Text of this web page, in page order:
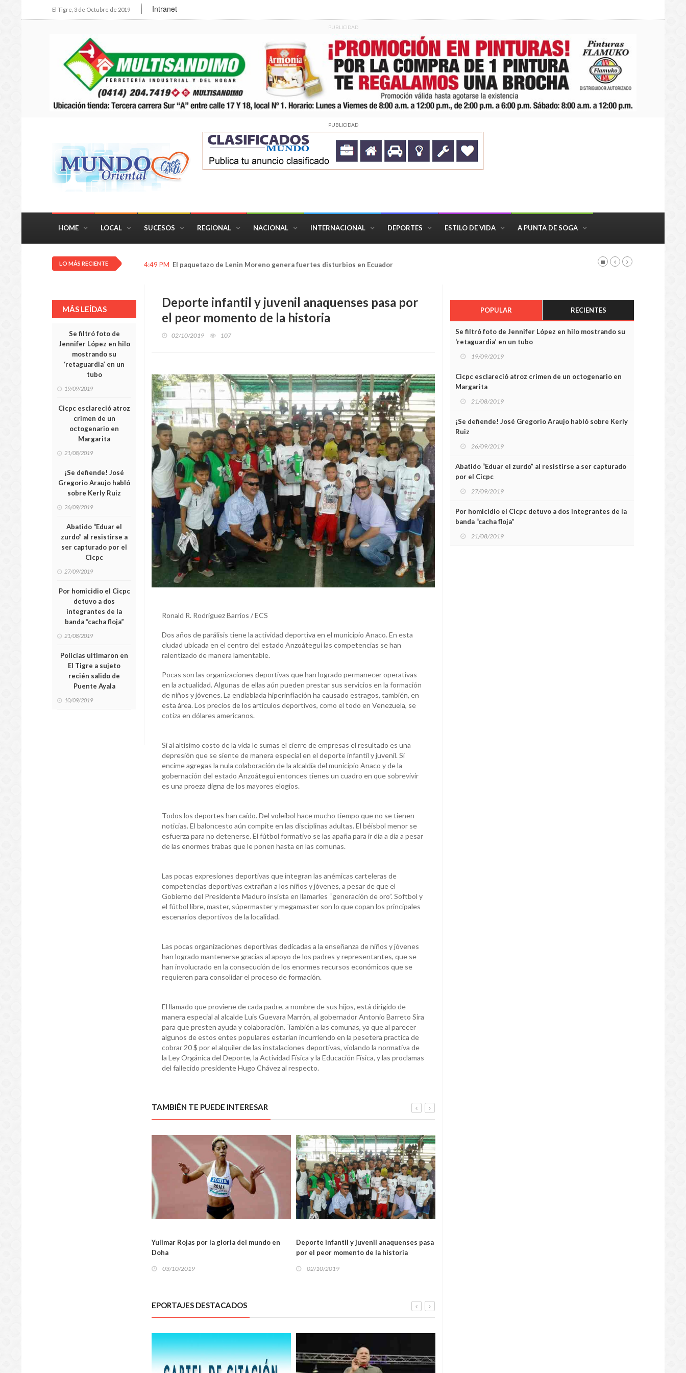
El Tigre, 3 de Octubre de 2019 Intranet
PUBLICIDAD
PUBLICIDAD
HOME LOCAL SUCESOS REGIONAL NACIONAL INTERNACIONAL DEPORTES ESTILO DE VIDA A PUNTA DE SOGA
LO MÁS RECIENTE 4:26 PM Tras las rejas microtraficante de marihuana en sector Bolivariano de El Tigre
MÁS LEÍDAS
Se filtró foto de
Jennifer López en hilo
mostrando su
‘retaguardia’ en un
tubo
19/09/2019
Cicpc esclareció atroz
crimen de un
octogenario en
Margarita
21/08/2019
¡Se defiende! José
Gregorio Araujo habló
sobre Kerly Ruiz
26/09/2019
Abatido “Eduar el
zurdo” al resistirse a
ser capturado por el
Cicpc
27/09/2019
Por homicidio el Cicpc
detuvo a dos
integrantes de la
banda “cacha floja”
21/08/2019
Policías ultimaron en
El Tigre a sujeto
recién salido de
Puente Ayala
10/09/2019
Deporte infantil y juvenil anaquenses pasa por
el peor momento de la historia
02/10/2019 107
Ronald R. Rodríguez Barrios / ECS
Dos años de parálisis tiene la actividad deportiva en el municipio Anaco. En esta
ciudad ubicada en el centro del estado Anzoátegui las competencias se han
ralentizado de manera lamentable.
Pocas son las organizaciones deportivas que han logrado permanecer operativas
en la actualidad. Algunas de ellas aún pueden prestar sus servicios en la formación
de niños y jóvenes. La endiablada hiperinflación ha causado estragos, también, en
esta área. Los precios de los artículos deportivos, como el todo en Venezuela, se
cotiza en dólares americanos.
Si al altísimo costo de la vida le sumas el cierre de empresas el resultado es una
depresión que se siente de manera especial en el deporte infantil y juvenil. Si
encime agregas la nula colaboración de la alcaldía del municipio Anaco y de la
gobernación del estado Anzoátegui entonces tienes un cuadro en que sobrevivir
es una proeza digna de los mayores elogios.
Todos los deportes han caído. Del voleibol hace mucho tiempo que no se tienen
noticias. El baloncesto aún compite en las disciplinas adultas. El béisbol menor se
esfuerza para no detenerse. El fútbol formativo se las apaña para ir día a día a pesar
de las enormes trabas que le ponen hasta en las comunas.
Las pocas expresiones deportivas que integran las anémicas carteleras de
competencias deportivas extrañan a los niños y jóvenes, a pesar de que el
Gobierno del Presidente Maduro insista en llamarles “generación de oro”. Softbol y
el fútbol libre, master, súpermaster y megamaster son lo que copan los principales
escenarios deportivos de la localidad.
Las pocas organizaciones deportivas dedicadas a la enseñanza de niños y jóvenes
han logrado mantenerse gracias al apoyo de los padres y representantes, que se
han involucrado en la consecución de los enormes recursos económicos que se
requieren para consolidar el proceso de formación.
El llamado que proviene de cada padre, a nombre de sus hijos, está dirigido de
manera especial al alcalde Luis Guevara Marrón, al gobernador Antonio Barreto Sira
para que presten ayuda y colaboración. También a las comunas, ya que al parecer
algunos de estos entes populares estarían incurriendo en la pesetera practica de
cobrar 20 $ por el alquiler de las instalaciones deportivas, violando la normativa de
la Ley Orgánica del Deporte, la Actividad Física y la Educación Física, y las proclamas
del fallecido presidente Hugo Chávez al respecto.
TAMBIÉN TE PUEDE INTERESAR
Yulimar Rojas por la gloria del mundo en
Doha
03/10/2019
DEPORTES
Deporte infantil y juvenil anaquenses pasa
por el peor momento de la historia
02/10/2019
EPORTAJES DESTACADOS
POPULAR RECIENTES
Se filtró foto de Jennifer López en hilo mostrando su
‘retaguardia’ en un tubo
19/09/2019
Cicpc esclareció atroz crimen de un octogenario en
Margarita
21/08/2019
¡Se defiende! José Gregorio Araujo habló sobre Kerly
Ruiz
26/09/2019
Abatido “Eduar el zurdo” al resistirse a ser capturado
por el Cicpc
27/09/2019
Por homicidio el Cicpc detuvo a dos integrantes de la
banda “cacha floja”
21/08/2019